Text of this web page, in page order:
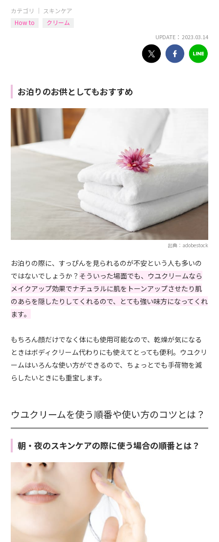
カテゴリ ｜ スキンケア
How to
クリーム
UPDATE： 2023.03.14
お泊りのお供としてもおすすめ
出典：adobestock
お泊りの際に、すっぴんを見られるのが不安という人も多いの
ではないでしょうか？ そういった場面でも、ウユクリームなら
メイクアップ効果でナチュラルに肌をトーンアップさせたり肌
のあらを隠したりしてくれるので、とても強い味方になってくれ
ます。
もちろん顔だけでなく体にも使用可能なので、乾燥が気になる
ときはボディクリーム代わりにも使えてとっても便利。ウユクリ
ームはいろんな使い方ができるので、ちょっとでも手荷物を減
らしたいときにも重宝します。
ウユクリームを使う順番や使い方のコツとは？
朝・夜のスキンケアの際に使う場合の順番とは？